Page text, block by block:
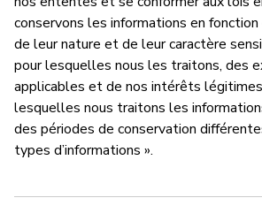
conservons les informations en
de leur nature et de leur caractère
pour lesquelles nous les traitons, des
applicables et de nos intérêts
lesquelles nous traitons les
des périodes de conservation
types d’informations ».